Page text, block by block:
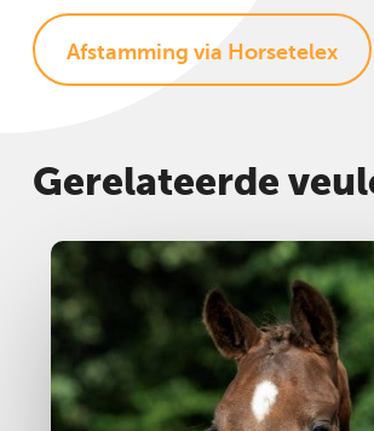
Afstamming via Horsetelex
Gerelateerde
Hengst 2025